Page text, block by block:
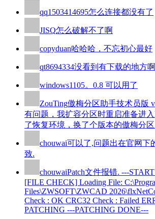
qq1503414695怎么连接都没有了
JISQ怎么破解不了啊
copyduan哈哈哈，不忘初心最好
qt8694334没看到有下载的地方啊
windows1105。0.8 可以用了
ZouTing傲梅分区助手技术员版
有问题，我扩容分区时重启准备进
了恢复环境，换了个版本的傲梅分区
chouwai可以了,问题出在官网下
致.
chouwaiPatch文件报错. ---
[FILE CHECK] Loading File:
Files\ZWSOFT\ZWCAD
Check : OK CRC32 Check : Failed
PATCHING ---PATCHING DONE---